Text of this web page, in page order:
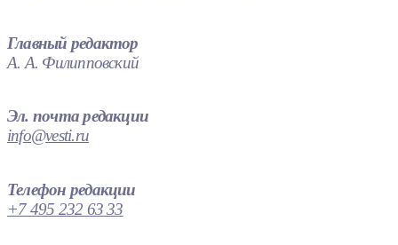
Главный редактор
А. А. Филипповский
Эл. почта редакции
info@vesti.ru
Телефон редакции
+7 495 232 63 33